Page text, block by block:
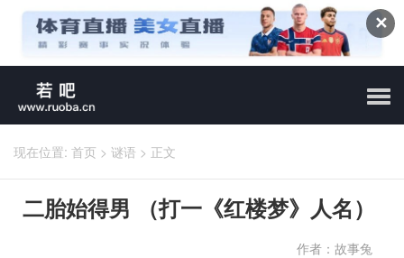
✕
现在位置: 首页 > 谜语 > 正文
二胎始得男 （打一《红楼梦》人名）
作者：故事兔